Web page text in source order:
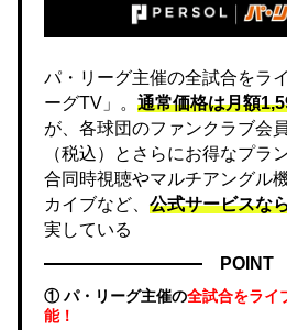
パ・リーグ主催の全試合をラ
ーグTV」。 通常価格は月額
が、各球団のファンクラブ会
（税込）とさらにお得なプラ
合同時視聴やマルチアングル
カイブなど、 公式サービスな
実している
POINT
① パ・リーグ主催の全試合をライ
能！